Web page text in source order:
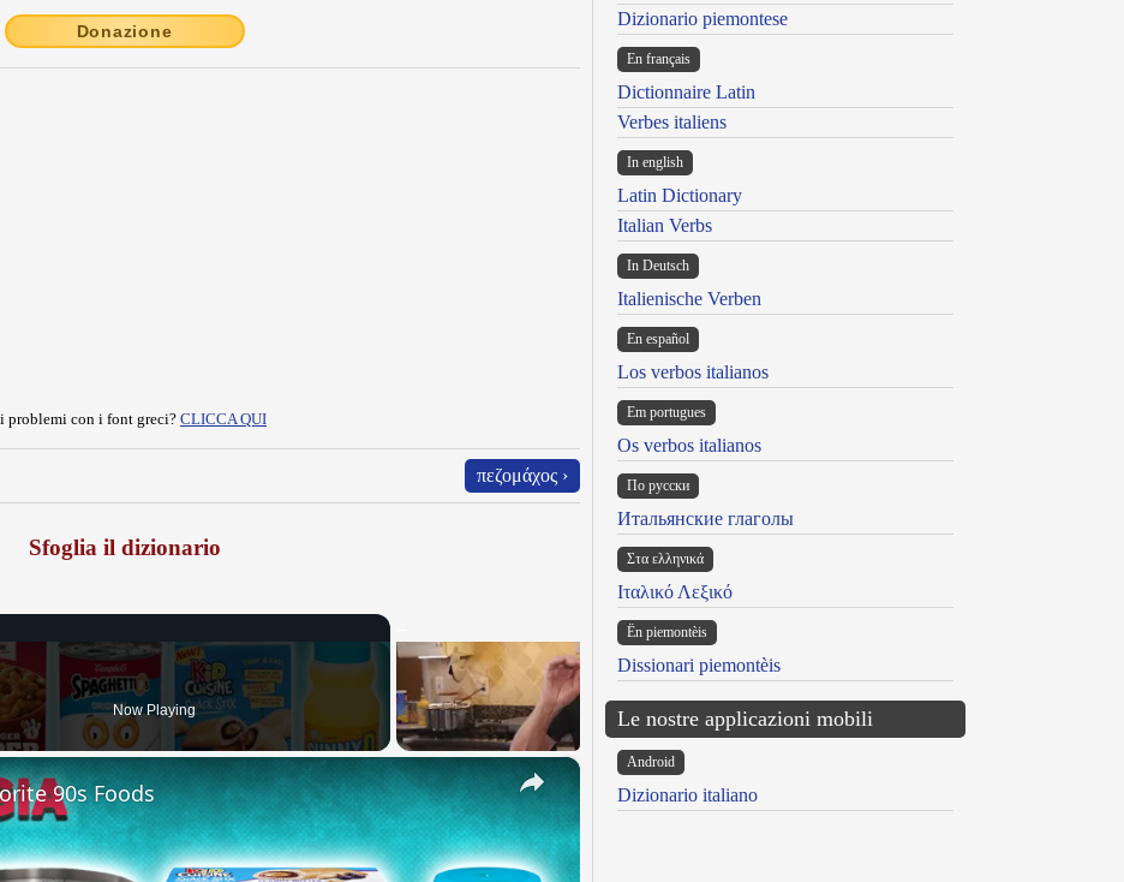
Donazione
problemi con i font greci? CLICCA QUI
πεζομάχος ›
Sfoglia il dizionario
Now Playing
×
90s Foods
Dizionario piemontese
En français
Dictionnaire Latin
Verbes italiens
In english
Latin Dictionary
Italian Verbs
In Deutsch
Italienische Verben
En español
Los verbos italianos
Em portugues
Os verbos italianos
По русски
Итальянские глаголы
Στα ελληνικά
Ιταλικό Λεξικό
Ën piemontèis
Dissionari piemontèis
Le nostre applicazioni mobili
Android
Dizionario italiano